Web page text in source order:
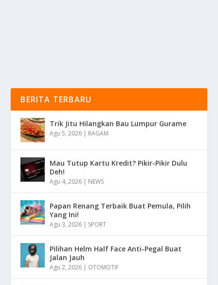
BERITA TERBARU
Trik Jitu Hilangkan Bau Lumpur Gurame
Agu 5, 2026 | RAGAM
Mau Tutup Kartu Kredit? Pikir-Pikir Dulu
Deh!
Agu 4, 2026 | NEWS
Papan Renang Terbaik Buat Pemula, Pilih
Yang Ini!
Agu 3, 2026 | SPORT
Pilihan Helm Half Face Anti-Pegal Buat
Jalan Jauh
Agu 2, 2026 | OTOMOTIF